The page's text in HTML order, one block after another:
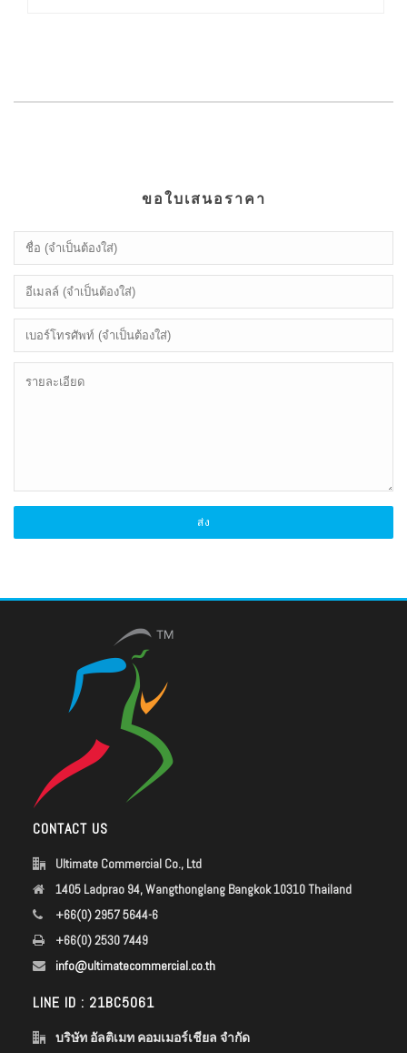
ขอใบเสนอราคา
CONTACT US
Ultimate Commercial Co., Ltd
1405 Ladprao 94, Wangthonglang Bangkok 10310 Thailand
+66(0) 2957 5644-6
+66(0) 2530 7449
info@ultimatecommercial.co.th
LINE ID : 21BC5061
บริษัท อัลติเมท คอมเมอร์เชียล จำกัด